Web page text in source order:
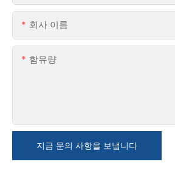
회사 이름
함유량
지금 문의 사항을 보냅니다